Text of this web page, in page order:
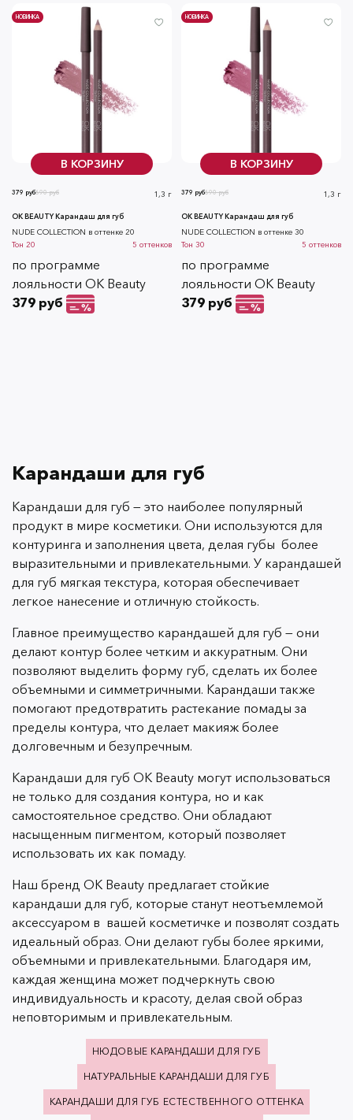
В КОРЗИНУ
НОВИНКА
690 руб
379 руб 1,3 г
OK BEAUTY Карандаш для губ
NUDE COLLECTION в оттенке 20
Тон 20 5 оттенков
по программе
лояльности OK Beauty
379 руб
В КОРЗИНУ
НОВИНКА
690 руб
379 руб 1,3 г
OK BEAUTY Карандаш для губ
NUDE COLLECTION в оттенке 30
Тон 30 5 оттенков
по программе
лояльности OK Beauty
379 руб
Карандаши для губ
Карандаши для губ — это наиболее популярный
продукт в мире косметики. Они используются для
контуринга и заполнения цвета, делая губы более
выразительными и привлекательными. У карандашей
для губ мягкая текстура, которая обеспечивает
легкое нанесение и отличную стойкость.
Главное преимущество карандашей для губ — они
делают контур более четким и аккуратным. Они
позволяют выделить форму губ, сделать их более
объемными и симметричными. Карандаши также
помогают предотвратить растекание помады за
пределы контура, что делает макияж более
долговечным и безупречным.
Карандаши для губ OK Beauty могут использоваться
не только для создания контура, но и как
самостоятельное средство. Они обладают
насыщенным пигментом, который позволяет
использовать их как помаду.
Наш бренд OK Beauty предлагает стойкие
карандаши для губ, которые станут неотъемлемой
аксессуаром в вашей косметичке и позволят создать
идеальный образ. Они делают губы более яркими,
объемными и привлекательными. Благодаря им,
каждая женщина может подчеркнуть свою
индивидуальность и красоту, делая свой образ
неповторимым и привлекательным.
НЮДОВЫЕ КАРАНДАШИ ДЛЯ ГУБ
НАТУРАЛЬНЫЕ КАРАНДАШИ ДЛЯ ГУБ
КАРАНДАШИ ДЛЯ ГУБ ЕСТЕСТВЕННОГО ОТТЕНКА